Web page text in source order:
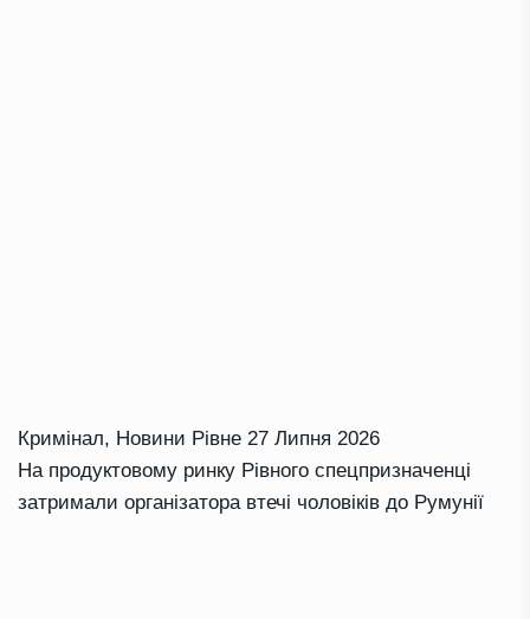
Кримінал, Новини Рівне 27 Липня 2026
На продуктовому ринку Рівного спецпризначенці
затримали організатора втечі чоловіків до Румунії